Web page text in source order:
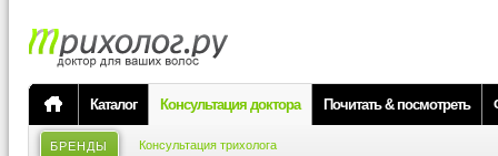
Каталог Консультация доктора Почитать & посмотреть
БРЕНДЫ Консультация трихолога